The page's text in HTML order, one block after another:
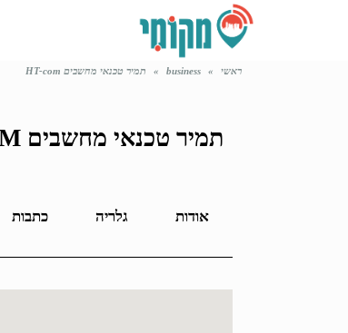
ראשי »
business
» תמיר טכנאי מחשבים HT-com
תמיר טכנאי מחשבים HT-COM
אודות גלריה כתבות